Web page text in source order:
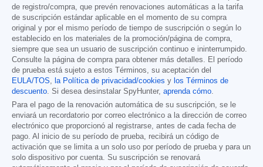
de registro/compra, que prevén renovaciones automáticas a la tarifa
de suscripción estándar aplicable en el momento de su compra
original y por el mismo período de tiempo de suscripción o según lo
establecido en los materiales de la promoción/página de compra,
siempre que sea un usuario de suscripción continuo e ininterrumpido.
Consulte la página de compra para obtener más detalles. El período
de prueba está sujeto a estos Términos, su aceptación del
EULA/TOS, la Política de privacidad/cookies y los Términos de
descuento. Si desea desinstalar SpyHunter, aprenda cómo.
Para el pago de la renovación automática de su suscripción, se le
enviará un recordatorio por correo electrónico a la dirección de correo
electrónico que proporcionó al registrarse, antes de cada fecha de
pago. Al inicio de su período de prueba, recibirá un código de
activación que se limita a un solo uso por período de prueba y para un
solo dispositivo por cuenta. Su suscripción se renovará